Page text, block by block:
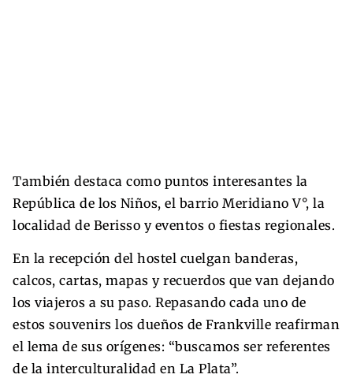
También destaca como puntos interesantes la
República de los Niños, el barrio Meridiano V°, la
localidad de Berisso y eventos o fiestas regionales.
En la recepción del hostel cuelgan banderas,
calcos, cartas, mapas y recuerdos que van dejando
los viajeros a su paso. Repasando cada uno de
estos souvenirs los dueños de Frankville reafirman
el lema de sus orígenes: “buscamos ser referentes
de la interculturalidad en La Plata”.